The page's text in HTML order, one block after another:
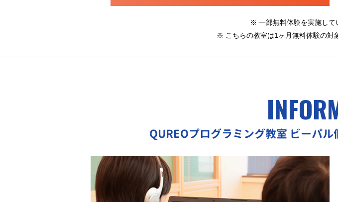
※ 一部無料体験を実施して
※ こちらの教室は1ヶ月無料体験の対
QUREOプログラミング教室 ビーパ